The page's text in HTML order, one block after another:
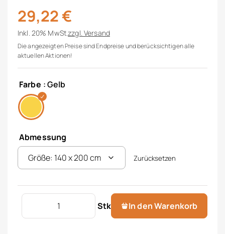
29,22€
Inkl. 20% MwSt.zzgl.Versand
Die angezeigten Preise sind Endpreise und berücksichtigen alle
aktuellen Aktionen!
Farbe : Gelb
Abmessung
Zurücksetzen
Stk
Renforce Bettwäsche Menge
In den Warenkorb